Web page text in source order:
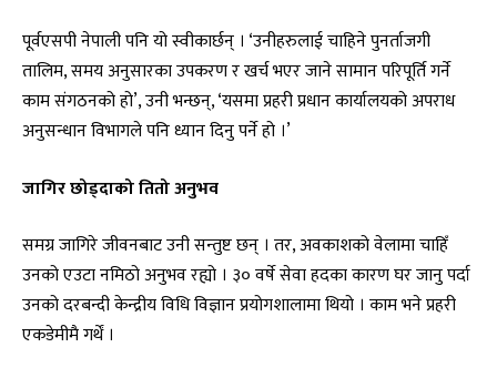
पूर्वएसपी नेपाली पनि यो स्वीकार्छन् । ‘उनीहरुलाई चाहिने पुनर्ताजगी
तालिम, समय अनुसारका उपकरण र खर्च भएर जाने सामान परिपूर्ति गर्ने
काम संगठनको हो’, उनी भन्छन्, ‘यसमा प्रहरी प्रधान कार्यालयको अपराध
अनुसन्धान विभागले पनि ध्यान दिनु पर्ने हो ।’
जागिर छोड्दाको तितो अनुभव
समग्र जागिरे जीवनबाट उनी सन्तुष्ट छन् । तर, अवकाशको वेलामा चाहिँ
उनको एउटा नमिठो अनुभव रह्यो । ३० वर्षे सेवा हदका कारण घर जानु पर्दा
उनको दरबन्दी केन्द्रीय विधि विज्ञान प्रयोगशालामा थियो । काम भने प्रहरी
एकडेमीमै गर्थें ।